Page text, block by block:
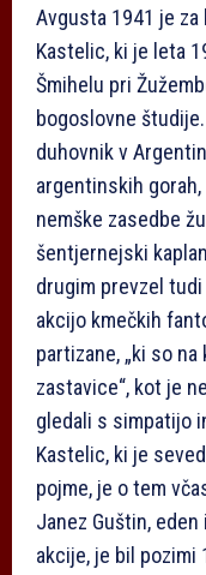
Avgusta 1941 je
Kastelic, ki je leta
Šmihelu pri
bogoslovne
duhovnik v
argentinskih
nemške zasedbe
šentjernejski
drugim prevzel
akcijo kmečkih
partizane, „ki so
zastavice“, kot je
gledali s simpatijo
Kastelic, ki je
pojme, je o tem
Janez Guštin,
akcije, je bil pozimi